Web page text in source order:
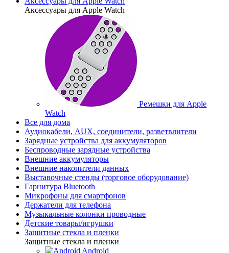
Аксессуары для Apple Watch
Ремешки для Apple
Watch
Все для дома
Аудиокабели, AUX, соединители, разветвлители
Зарядные устройства для аккумуляторов
Беспроводные зарядные устройства
Внешние аккумуляторы
Внешние накопители данных
Выставочные стенды (торговое оборудование)
Гарнитура Bluetooth
Микрофоны для смартфонов
Держатели для телефона
Музыкальные колонки проводные
Детские товары/игрушки
Защитные стекла и пленки
Защитные стекла и пленки
Android